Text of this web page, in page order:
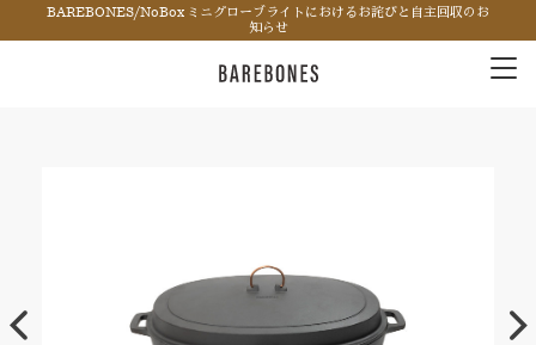
BAREBONES/NoBox ミニグローブライトにおけるお詫びと自主回収のお
知らせ